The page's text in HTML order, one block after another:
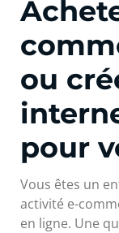
ou
pour
Vous êtes un
activité e-
en ligne. Une